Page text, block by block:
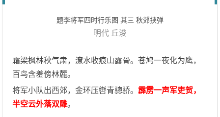
题李将军四时行乐图 其三 秋郊挟弹
明代 丘浚
霜梁枫林秋气肃，潦水收痕山露骨。苍鸠一夜化为鹰，
百鸟含羞傍林麓。
将军小队出西郊，金环压辔青骢骄。 霹雳一声军吏贺，
半空云外落双雕。